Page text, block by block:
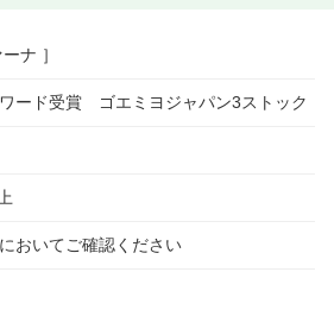
ナ ］
ード受賞 ゴエミヨジャパン3ストック
おいてご確認ください